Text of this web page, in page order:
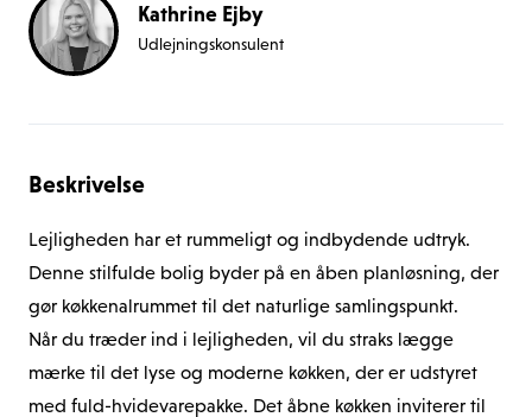
Kathrine Ejby
Udlejningskonsulent
Beskrivelse
Lejligheden har et rummeligt og indbydende udtryk.
Denne stilfulde bolig byder på en åben planløsning, der
gør køkkenalrummet til det naturlige samlingspunkt.
Når du træder ind i lejligheden, vil du straks lægge
mærke til det lyse og moderne køkken, der er udstyret
med fuld-hvidevarepakke. Det åbne køkken inviterer til